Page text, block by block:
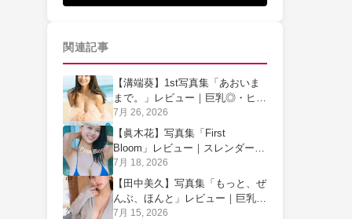
関連記事
【溝端葵】1st写真集「あおいま
まで。」レビュー｜巨乳◎・ヒッ
プ○を実測判定
7月 26, 2026
【眞木花】写真集「First
Bloom」レビュー｜スレンダー巨
乳◎・ヒップ×を管理栄養士が判
定
7月 18, 2026
【田中美久】写真集「もっと、ぜ
んぶ、ほんと」レビュー｜巨乳
◎・脚×を実測判定
7月 15, 2026